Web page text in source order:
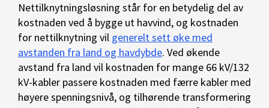
Nettilknytningsløsning står for en betydelig del av
kostnaden ved å bygge ut havvind, og kostnaden
for nettilknytning vil generelt sett øke med
avstanden fra land og havdybde. Ved økende
avstand fra land vil kostnaden for mange 66 kV/132
kV-kabler passere kostnaden med færre kabler med
høyere spenningsnivå, og tilhørende transformering